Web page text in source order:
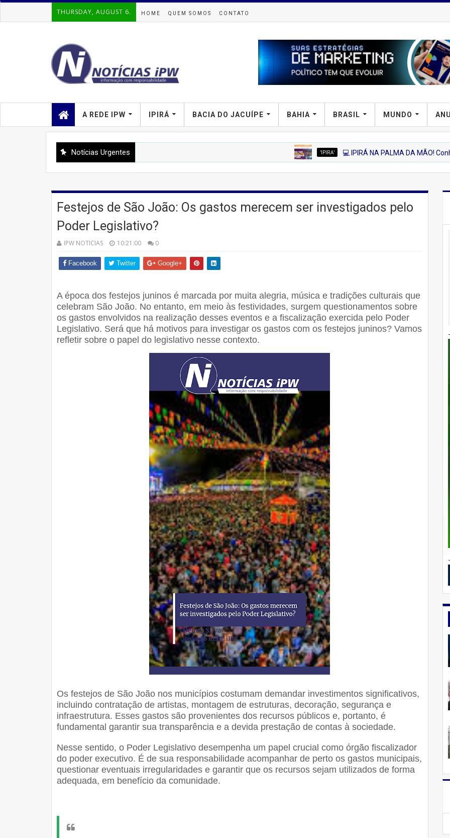
THURSDAY, AUGUST 6. HOME QUEM SOMOS CONTATO
A REDE IPW IPIRÁ BACIA DO JACUÍPE BAHIA BRASIL MUNDO
Notícias Urgentes 💻 IPIRÁ NA PALMA DA MÃO! Conheça a Nova
Festejos de São João: Os gastos merecem ser investigados pelo
Poder Legislativo?
IPW NOTICIAS 10:21:00 0
Facebook Twitter Google+
A época dos festejos juninos é marcada por muita alegria, música e tradições culturais que
celebram São João. No entanto, em meio às festividades, surgem questionamentos sobre
os gastos envolvidos na realização desses eventos e a fiscalização exercida pelo Poder
Legislativo. Será que há motivos para investigar os gastos com os festejos juninos? Vamos
refletir sobre o papel do legislativo nesse contexto.
Os festejos de São João nos municípios costumam demandar investimentos significativos,
incluindo contratação de artistas, montagem de estruturas, decoração, segurança e
infraestrutura. Esses gastos são provenientes dos recursos públicos e, portanto, é
fundamental garantir sua transparência e a devida prestação de contas à sociedade.
Nesse sentido, o Poder Legislativo desempenha um papel crucial como órgão fiscalizador
do poder executivo. É de sua responsabilidade acompanhar de perto os gastos municipais,
questionar eventuais irregularidades e garantir que os recursos sejam utilizados de forma
adequada, em benefício da comunidade.